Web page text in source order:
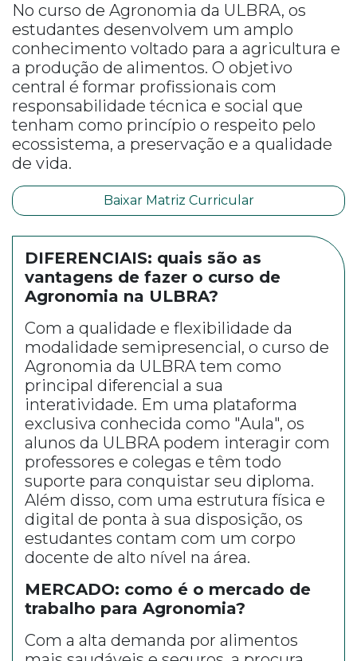
No curso de Agronomia da ULBRA, os
estudantes desenvolvem um amplo
conhecimento voltado para a agricultura e
a produção de alimentos. O objetivo
central é formar profissionais com
responsabilidade técnica e social que
tenham como princípio o respeito pelo
ecossistema, a preservação e a qualidade
de vida.
Baixar Matriz Curricular
DIFERENCIAIS: quais são as
vantagens de fazer o curso de
Agronomia na ULBRA?
Com a qualidade e flexibilidade da
modalidade semipresencial, o curso de
Agronomia da ULBRA tem como
principal diferencial a sua
interatividade. Em uma plataforma
exclusiva conhecida como "Aula", os
alunos da ULBRA podem interagir com
professores e colegas e têm todo
suporte para conquistar seu diploma.
Além disso, com uma estrutura física e
digital de ponta à sua disposição, os
estudantes contam com um corpo
docente de alto nível na área.
MERCADO: como é o mercado de
trabalho para Agronomia?
Com a alta demanda por alimentos